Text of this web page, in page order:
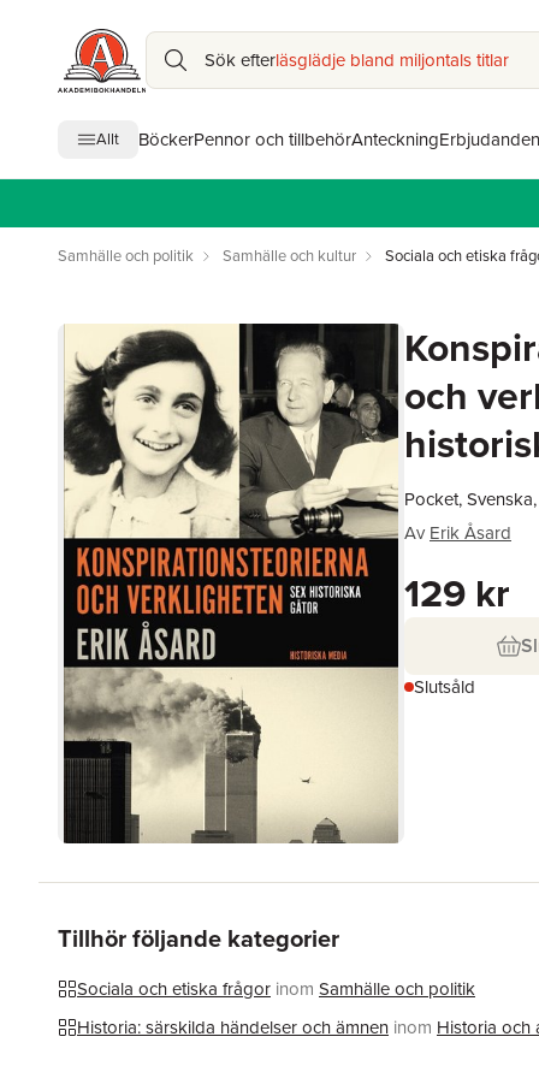
Sök efterläsglädje bland miljontals titlar
Allt BöckerPennor och tillbehörAnteckningErbjudanden
Samhälle och politik Samhälle och kultur Sociala och etiska
och
Pocket,
Av Erik Åsard
129 kr
Slutsåld
Tillhör följande kategorier
Sociala och etiska frågor inom Samhälle och politik
Historia: särskilda händelser och ämnen inom Historia och